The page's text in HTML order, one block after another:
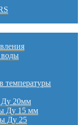
воды
температуры
Ду 20мм
Ду 15 мм
Ду 25